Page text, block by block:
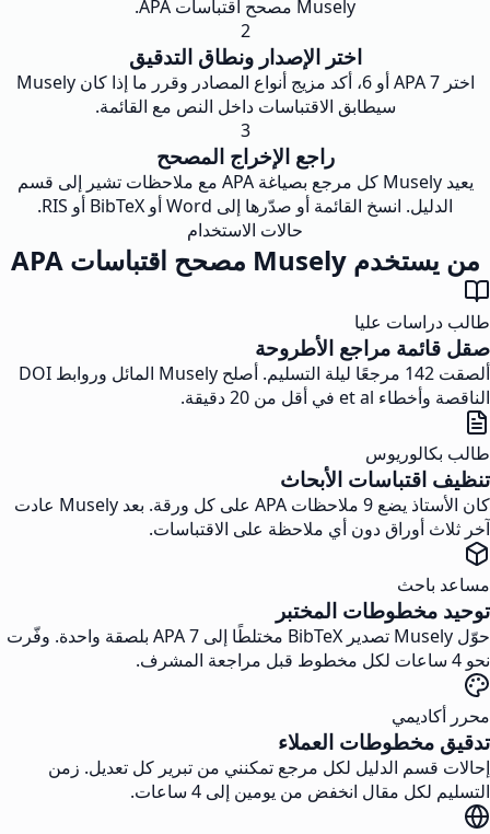
Musely مصحح اقتباسات APA.
2
اختر الإصدار ونطاق التدقيق
اختر APA 7 أو 6، أكد مزيج أنواع المصادر وقرر ما إذا كان Musely
سيطابق الاقتباسات داخل النص مع القائمة.
3
راجع الإخراج المصحح
يعيد Musely كل مرجع بصياغة APA مع ملاحظات تشير إلى قسم
الدليل. انسخ القائمة أو صدّرها إلى Word أو BibTeX أو RIS.
حالات الاستخدام
من يستخدم Musely مصحح اقتباسات APA
طالب دراسات عليا
صقل قائمة مراجع الأطروحة
ألصقت 142 مرجعًا ليلة التسليم. أصلح Musely المائل وروابط DOI
الناقصة وأخطاء et al في أقل من 20 دقيقة.
طالب بكالوريوس
تنظيف اقتباسات الأبحاث
كان الأستاذ يضع 9 ملاحظات APA على كل ورقة. بعد Musely عادت
آخر ثلاث أوراق دون أي ملاحظة على الاقتباسات.
مساعد باحث
توحيد مخطوطات المختبر
حوّل Musely تصدير BibTeX مختلطًا إلى APA 7 بلصقة واحدة. وفّرت
نحو 4 ساعات لكل مخطوط قبل مراجعة المشرف.
محرر أكاديمي
تدقيق مخطوطات العملاء
إحالات قسم الدليل لكل مرجع تمكنني من تبرير كل تعديل. زمن
التسليم لكل مقال انخفض من يومين إلى 4 ساعات.